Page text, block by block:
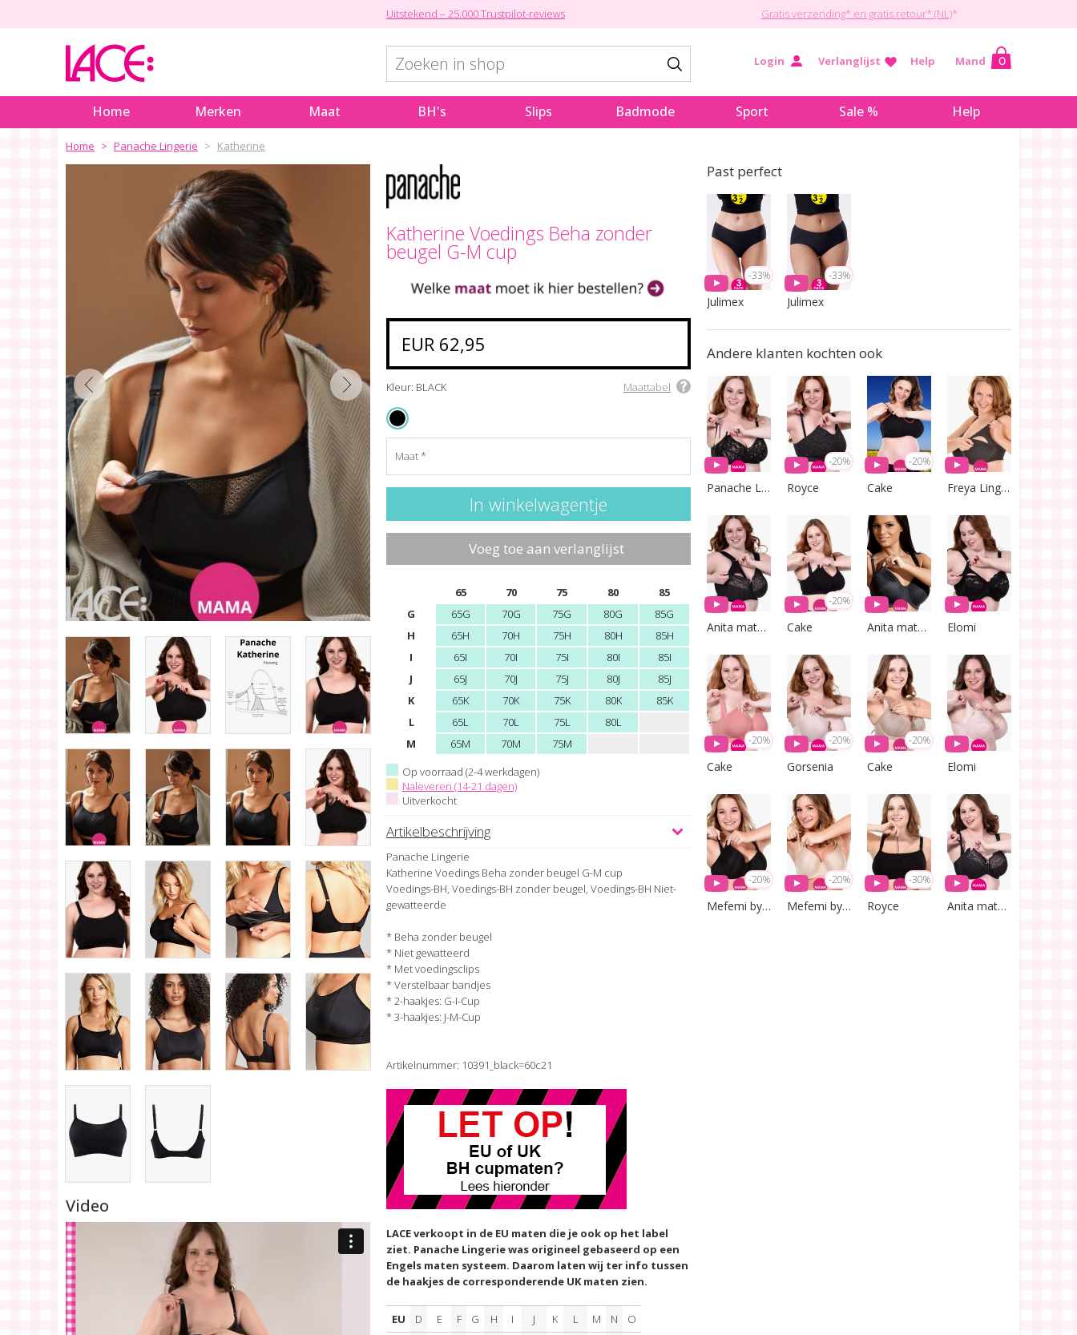
Uitstekend – 25.000 Trustpilot-reviews Gratis verzending* en gratis retour* (NL)*
Mand 0
Help
Verlanglijst
Login
Home Merken Maat BH's Slips Badmode Sport Sale % Help
Home Panache Lingerie Katherine
Video
Katherine Voedings Beha zonder
beugel G-M cup
EUR 62,95
Kleur: BLACK Maattabel
Maat
Voeg toe aan verlanglijst
65 70 75 80
85
G
65G 70G 75G 80G
85G
H
65H 70H 75H 80H
85H
I
65I 70I 75I 80I
85I
J
65J 70J 75J 80J
85J
K
65K 70K 75K 80K
85K
L
65L 70L 75L
80L
M
65M 70M
75M
Op voorraad (2-4 werkdagen)
Naleveren (14-21 dagen)
Uitverkocht
Artikelbeschrijving
Panache Lingerie
Katherine Voedings Beha zonder beugel G-M cup
Voedings-BH, Voedings-BH zonder beugel, Voedings-BH Niet-
gewatteerde
* Beha zonder beugel
* Niet gewatteerd
* Met voedingsclips
* Verstelbaar bandjes
* 2-haakjes: G-I-Cup
* 3-haakjes: J-M-Cup
Artikelnummer: 10391_black=60c21
LACE verkoopt in de EU maten die je ook op het label
ziet. Panache Lingerie was origineel gebaseerd op een
Engels maten systeem. Daarom laten wij ter info tussen
de haakjes de corresponderende UK maten zien.
EU D E F G H I J K L M N
O
Past perfect
-33%
Julimex
-33%
Julimex
Andere klanten kochten ook
Panache Lingerie
-20%
Royce
-20%
Cake Freya Lingerie
Anita maternity
-20%
Cake Anita maternity Elomi
-20%
Cake
-20%
Gorsenia
-20%
Cake Elomi
-20%
Mefemi by Nipplex
-20%
Mefemi by Nipplex
-30%
Royce Anita maternity